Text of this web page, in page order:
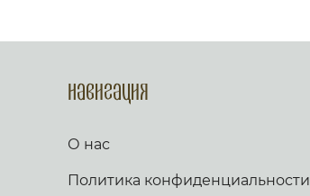
Навигация
О нас
Политика конфиденциальности